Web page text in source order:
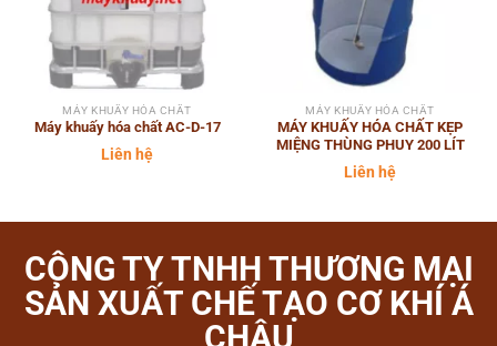
MÁY KHUẤY HÓA CHẤT
Máy khuấy hóa chất AC-D-17
Liên hệ
MÁY KHUẤY HÓA CHẤT
MÁY KHUẤY HÓA CHẤT KẸP
MIỆNG THÙNG PHUY 200 LÍT
Liên hệ
CÔNG TY TNHH THƯƠNG MẠI
SẢN XUẤT CHẾ TẠO CƠ KHÍ Á
CHÂU